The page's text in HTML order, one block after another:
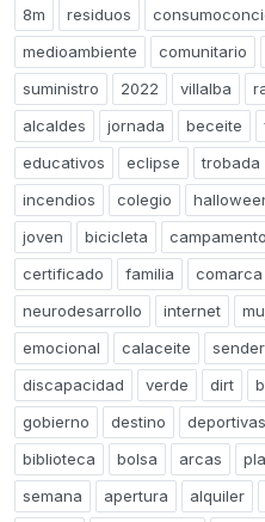
8m residuos
medioambiente
comunitario
suministro
2022 villalba
alcaldes
jornada beceite
educativos
eclipse trobada
incendios
colegio
joven
bicicleta campamento
certificado
familia comarca
neurodesarrollo
internet
emocional
calaceite
discapacidad
verde dirt
gobierno
destino deportivas
biblioteca
bolsa arcas
semana
apertura alquiler